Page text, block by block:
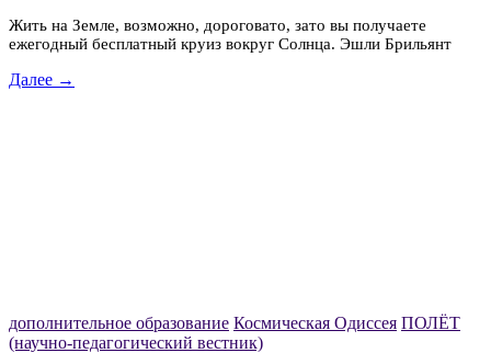
Жить на Земле, возможно, дороговато, зато вы получаете
ежегодный бесплатный круиз вокруг Солнца. Эшли Брильянт
Далее →
дополнительное образование Космическая Одиссея ПОЛЁТ
(научно-педагогический вестник)